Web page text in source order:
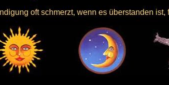
oft schmerzt, wenn es überstanden